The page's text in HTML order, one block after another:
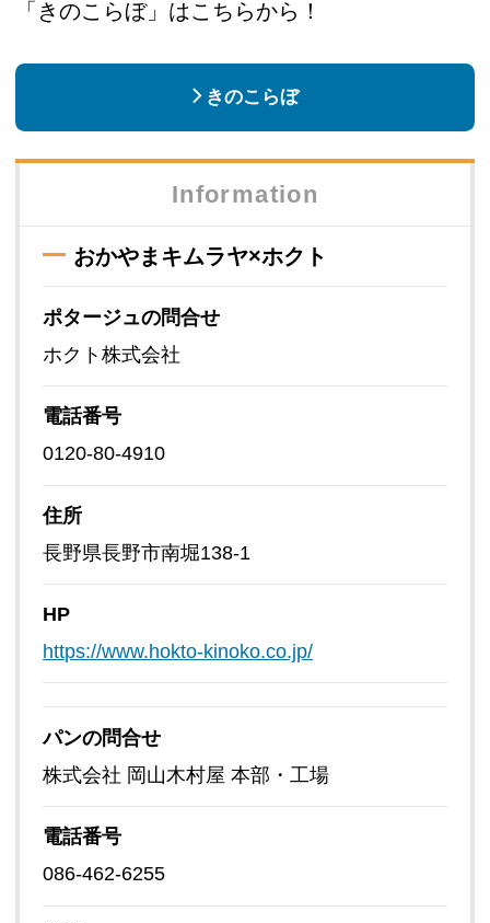
「きのこらぼ」はこちらから！
きのこらぼ
Information
おかやまキムラヤ×ホクト
ポタージュの問合せ
ホクト株式会社
電話番号
0120-80-4910
住所
長野県長野市南堀138-1
HP
https://www.hokto-kinoko.co.jp/
パンの問合せ
株式会社 岡山木村屋 本部・工場
電話番号
086-462-6255